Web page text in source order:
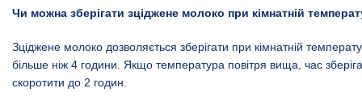
Чи можна зберігати зціджене молоко при кімнатній
Зціджене молоко дозволяється зберігати при кімнатній
більше ніж 4 години. Якщо температура повітря вища, час
скоротити до 2 годин.